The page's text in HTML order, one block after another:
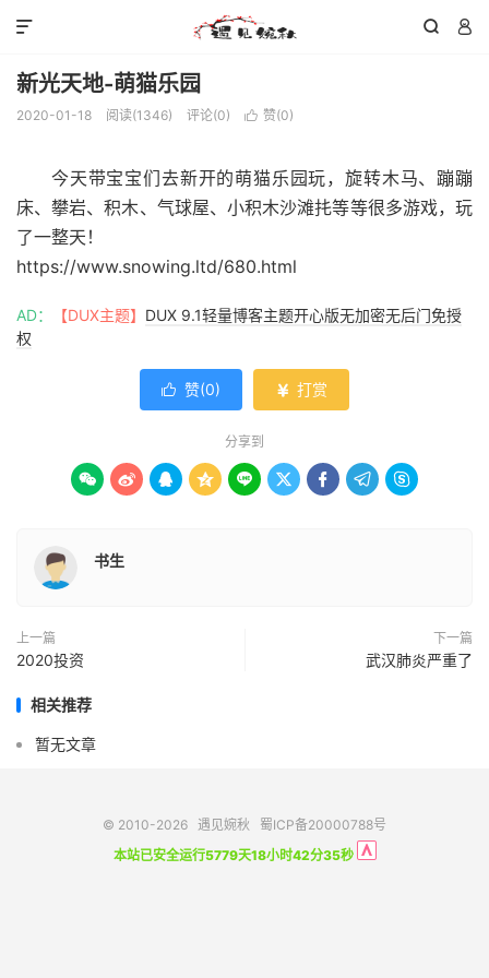
 

新光天地-萌猫乐园
2020-01-18 阅读(1346) 评论(0)  赞(0)
今天带宝宝们去新开的萌猫乐园玩，旋转木马、蹦蹦
床、攀岩、积木、气球屋、小积木沙滩扥等等很多游戏，玩
了一整天！
https://www.snowing.ltd/680.html
AD： 【DUX主题】 DUX 9.1轻量博客主题开心版无加密无后门免授
权
 赞(0)  打赏
分享到
        
书生
上一篇
2020投资
下一篇
武汉肺炎严重了
相关推荐
暂无文章
© 2010-2026 遇见婉秋
蜀ICP备20000788号
本站已安全运行5779天18小时42分35秒